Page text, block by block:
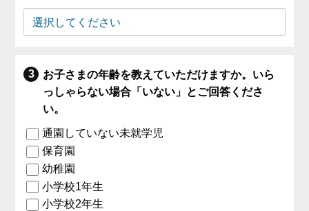
お子さまの年齢を教えていただけますか。いら
っしゃらない場合「いない」とご回答くださ
い。
通園していない未就学児
保育園
幼稚園
小学校1年生
小学校2年生